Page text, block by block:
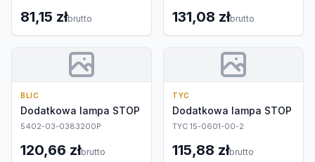
81,15 złbrutto 131,08 złbrutto
BLIC
Dodatkowa lampa STOP
5402-03-0383200P
120,66 złbrutto
TYC
Dodatkowa lampa STOP
TYC 15-0601-00-2
115,88 złbrutto